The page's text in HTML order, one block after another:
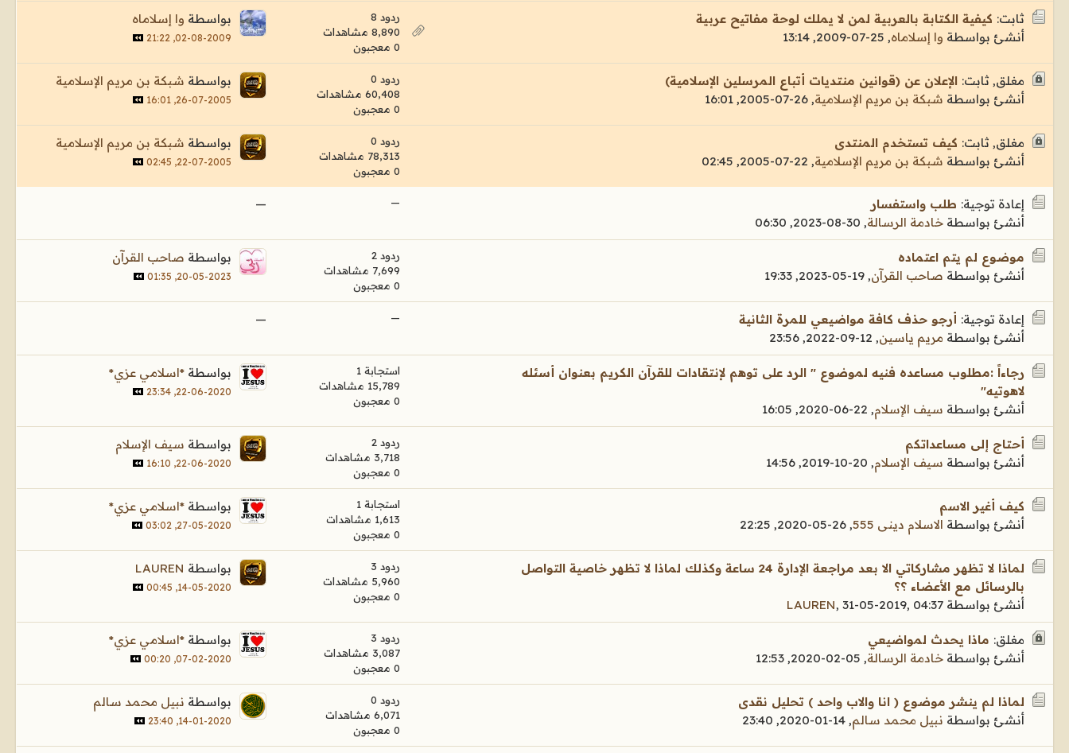
ثابت: كيفية الكتابة بالعربية لمن لا يملك لوحة مفاتيح عربية
أنشئ بواسطة وا إسلاماه,
25-07-2009, 13:14
ردود 8
8,890 مشاهدات
0 معجبون
بواسطة وا إسلاماه
02-08-2009, 21:22
مغلق, ثابت: الإعلان عن (قوانين منتديات أتباع المرسلين الإسلامية)
أنشئ بواسطة شبكة بن مريم الإسلامية,
26-07-2005, 16:01
ردود 0
60,408 مشاهدات
0 معجبون
بواسطة شبكة بن مريم الإسلامية
26-07-2005, 16:01
مغلق, ثابت: كيف تستخدم المنتدى
أنشئ بواسطة شبكة بن مريم الإسلامية,
22-07-2005, 02:45
ردود 0
78,313 مشاهدات
0 معجبون
بواسطة شبكة بن مريم الإسلامية
22-07-2005, 02:45
إعادة توجية: طلب واستفسار
أنشئ بواسطةخادمة الرسالة,
30-08-2023, 06:30
—
—
موضوع لم يتم اعتماده
أنشئ بواسطة صاحب القرآن,
19-05-2023, 19:33
ردود 2
7,699 مشاهدات
0 معجبون
بواسطة صاحب القرآن
20-05-2023, 01:35
إعادة توجية: أرجو حذف كافة مواضيعي للمرة الثانية
أنشئ بواسطة مريم ياسين,
12-09-2022, 23:56
—
—
رجاءاً :مطلوب مساعده فنيه لموضوع " الرد على توهم لإنتقادات للقرآن الكريم بعنوان أسئله
لاهوتيه"
أنشئ بواسطة سيف الإسلام,
22-06-2020, 16:05
استجابة 1
15,789 مشاهدات
0 معجبون
بواسطة*اسلامي عزي*
22-06-2020, 23:34
أحتاج إلى مساعداتكم
أنشئ بواسطة سيف الإسلام,
20-10-2019, 14:56
ردود 2
3,718 مشاهدات
0 معجبون
بواسطة سيف الإسلام
22-06-2020, 16:10
كيف أغير الاسم
أنشئ بواسطة الاسلام دينى 555 ,
26-05-2020, 22:25
استجابة 1
1,613 مشاهدات
0 معجبون
بواسطة*اسلامي عزي*
27-05-2020, 03:02
لماذا لا تظهر مشاركاتي الا بعد مراجعة الإدارة 24 ساعة وكذلك لماذا لا تظهر خاصية التواصل
بالرسائل مع الأعضاء ؟؟
أنشئ بواسطة
LAUREN, 31-05-2019, 04:37
ردود 3
5,960 مشاهدات
0 معجبون
بواسطة LAUREN
14-05-2020, 00:45
مغلق: ماذا يحدث لمواضيعي
أنشئ بواسطةخادمة الرسالة,
05-02-2020, 12:53
ردود 3
3,087 مشاهدات
0 معجبون
بواسطة*اسلامي عزي*
07-02-2020, 00:20
لماذا لم ينشر موضوع ( انا والاب واحد ) تحليل نقدى
أنشئ بواسطة نبيل محمد سالم,
14-01-2020, 23:40
ردود 0
6,071 مشاهدات
0 معجبون
بواسطة نبيل محمد سالم
14-01-2020, 23:40